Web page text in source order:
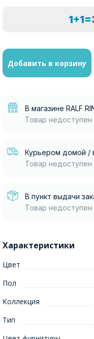
Добавить в корзину
В магазине RALF
Товар недоступен
Курьером домой /
Товар недоступен
В пункт выдачи
Товар недоступен
Характеристики
Цвет
Пол
Коллекция
Тип